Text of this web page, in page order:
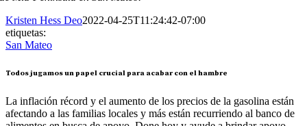
Kristen Hess Deo2022-04-25T11:24:42-07:00
etiquetas:
San Mateo
Todos jugamos un papel crucial para acabar con el hambre
La inflación récord y el aumento de los precios de la gasolina están
afectando a las familias locales y más están recurriendo al banco de